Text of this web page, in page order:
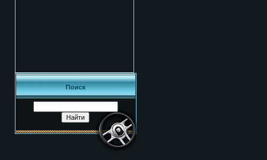
Поиск